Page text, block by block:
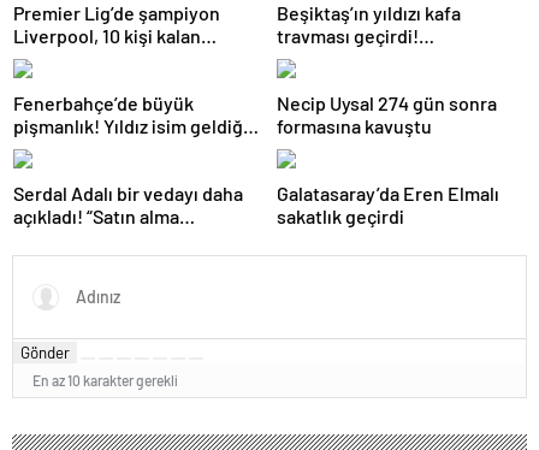
Premier Lig’de şampiyon
Liverpool, 10 kişi kalan
Arsenal’e takıldı
Beşiktaş’ın yıldızı kafa
travması geçirdi!
Beşiktaş’tan açıklama geldi…
Fenerbahçe’de büyük
pişmanlık! Yıldız isim geldiği
gibi gidiyor…
Necip Uysal 274 gün sonra
formasına kavuştu
Serdal Adalı bir vedayı daha
açıkladı! “Satın alma
Galatasaray’da Eren Elmalı
sakatlık geçirdi
Gönder
En az 10 karakter gerekli